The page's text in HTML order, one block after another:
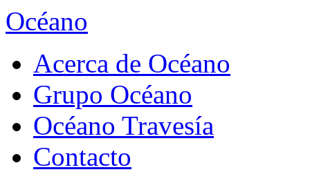
Océano
Acerca de Océano
Grupo Océano
Océano Travesía
Contacto